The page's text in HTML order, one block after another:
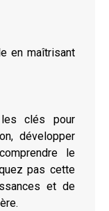
en maîtrisant
les clés pour
développer
le
pas cette
et de